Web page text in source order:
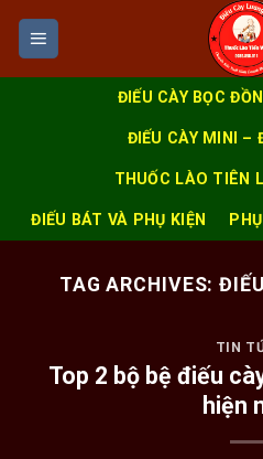
Skip
content
ĐIẾU CÀY BỌC
ĐIẾU CÀY MINI –
THUỐC LÀO TIÊN
ĐIẾU BÁT VÀ PHỤ KIỆN
TAG ARCHIVES:
TIN
Top 2 bộ bệ điếu
hiện